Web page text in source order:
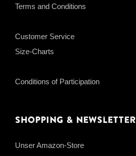
Terms and Conditions
Customer Service
Size-Charts
Conditions of Participation
Shopping & Newsletter
Unser Amazon-Store